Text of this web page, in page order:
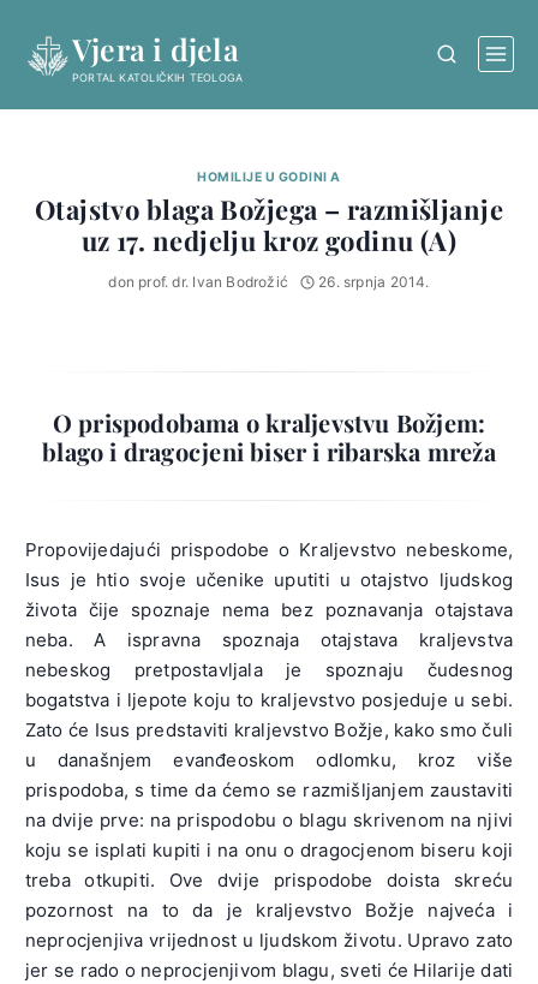
content
Vjera i djela
PORTAL KATOLIČKIH TEOLOGA
HOMILIJE U GODINI A
Otajstvo blaga Božjega – razmišljanje
uz 17. nedjelju kroz godinu (A)
don prof. dr. Ivan Bodrožić 26. srpnja 2014.
O prispodobama o kraljevstvu Božjem:
blago i dragocjeni biser i ribarska mreža
Propovijedajući prispodobe o Kraljevstvo nebeskome,
Isus je htio svoje učenike uputiti u otajstvo ljudskog
života čije spoznaje nema bez poznavanja otajstava
neba. A ispravna spoznaja otajstava kraljevstva
nebeskog pretpostavljala je spoznaju čudesnog
bogatstva i ljepote koju to kraljevstvo posjeduje u sebi.
Zato će Isus predstaviti kraljevstvo Božje, kako smo čuli
u današnjem evanđeoskom odlomku, kroz više
prispodoba, s time da ćemo se razmišljanjem zaustaviti
na dvije prve: na prispodobu o blagu skrivenom na njivi
koju se isplati kupiti i na onu o dragocjenom biseru koji
treba otkupiti. Ove dvije prispodobe doista skreću
pozornost na to da je kraljevstvo Božje najveća i
neprocjenjiva vrijednost u ljudskom životu. Upravo zato
jer se rado o neprocjenjivom blagu, sveti će Hilarije dati